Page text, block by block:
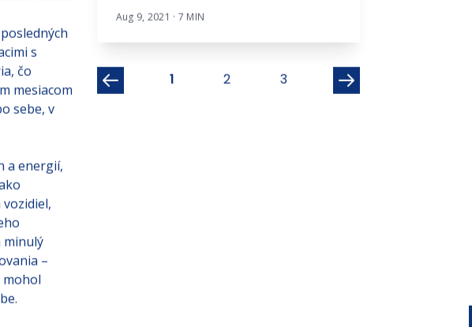
s
čo
mesiacom
sebe, v
a energií,
minulý
–
mohol
Aug 9, 2021 · 7 MIN
1 2 3